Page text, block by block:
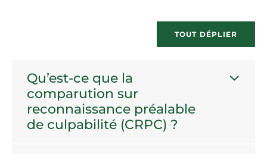
TOUT DÉPLIER
Qu’est-ce que la
comparution sur
reconnaissance préalable
de culpabilité (CRPC) ?